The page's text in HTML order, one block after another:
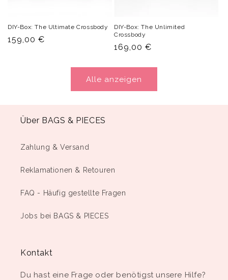
DIY-Box: The Ultimate Crossbody
Normaler
159,00 €
DIY-Box: The Unlimited
Crossbody
Normaler
169,00 €
Alle anzeigen
Über BAGS & PIECES
Zahlung & Versand
Reklamationen & Retouren
FAQ - Häufig gestellte Fragen
Jobs bei BAGS & PIECES
Kontakt
Du hast eine Frage oder benötigst unsere Hilfe?